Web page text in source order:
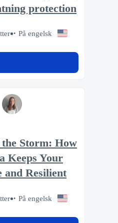
protection
På engelsk
the Storm: How
Keeps Your
and Resilient
På engelsk